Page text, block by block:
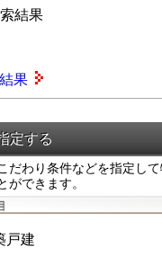
結果
果
だわり条件などを指定して
ができます。
戸建